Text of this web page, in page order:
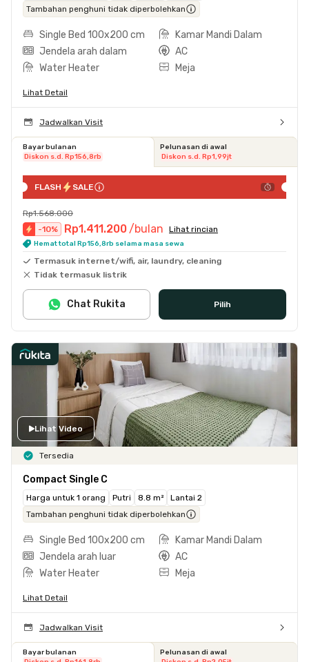
Tambahan penghuni tidak diperbolehkan
Single Bed 100x200 cm
Kamar Mandi Dalam
Jendela arah dalam
AC
Water Heater
Meja
Lihat Detail
Jadwalkan Visit
Bayar bulanan
Diskon s.d. Rp156,8rb
Pelunasan di awal
Diskon s.d. Rp1,99jt
FLASH SALE
Rp1.568.000
-10% Rp1.411.200 /bulan Lihat rincian
Hemat total Rp156,8rb selama masa sewa
Termasuk internet/wifi, air, laundry, cleaning
Tidak termasuk listrik
Pilih
Chat Rukita
Lihat Video
Tersedia
Compact Single C
Harga untuk 1 orang Putri 8.8 m²
Lantai 2
Tambahan penghuni tidak diperbolehkan
Single Bed 100x200 cm
Kamar Mandi Dalam
Jendela arah luar
AC
Water Heater
Meja
Lihat Detail
Jadwalkan Visit
Bayar bulanan
Pelunasan di awal